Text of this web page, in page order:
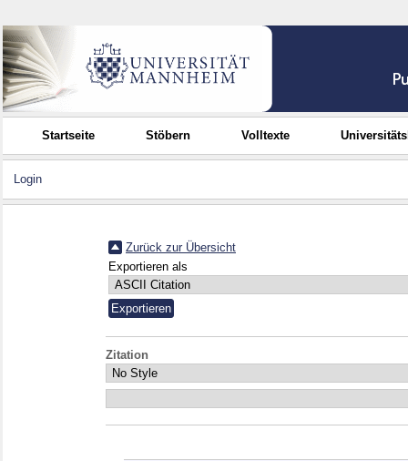
Startseite Stöbern Volltexte
Login
Zurück zur Übersicht
Exportieren als
Zitation